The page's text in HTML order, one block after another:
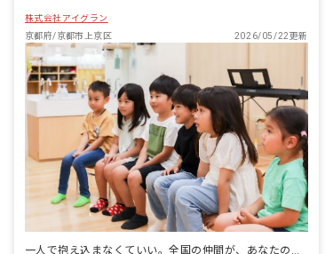
株式会社アイグラン
京都府/京都市上京区
2026/05/22更新